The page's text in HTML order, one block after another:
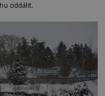
oddálit.